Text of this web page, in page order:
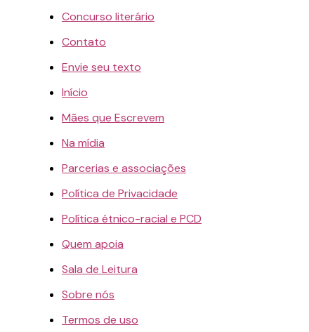
Concurso literário
Contato
Envie seu texto
Início
Mães que Escrevem
Na mídia
Parcerias e associações
Política de Privacidade
Política étnico-racial e PCD
Quem apoia
Sala de Leitura
Sobre nós
Termos de uso